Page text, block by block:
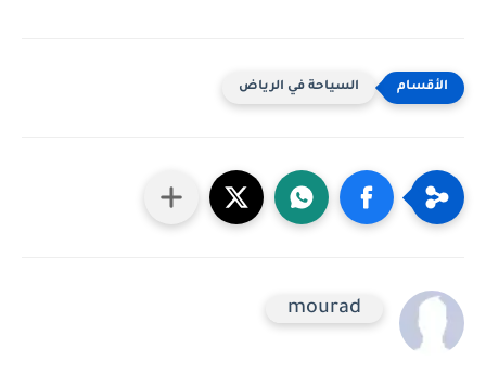
السياحة في الرياض
mourad